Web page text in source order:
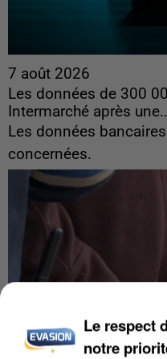
7 août 2026
Les données de 300
Intermarché après
Les données
concernées.
Le respect
notre